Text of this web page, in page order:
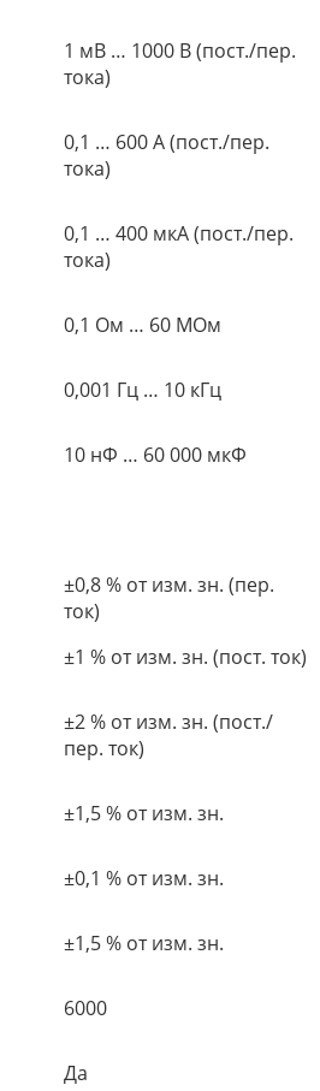
1 мВ … 1000 В (пост./пер.
тока)
0,1 … 600 A (пост./пер.
тока)
0,1 … 400 мкA (пост./пер.
тока)
0,1 Ом … 60 МОм
0,001 Гц … 10 кГц
10 нФ … 60 000 мкФ
±0,8 % от изм. зн. (пер.
ток)
±1 % от изм. зн. (пост. ток)
±2 % от изм. зн. (пост./
пер. ток)
±1,5 % от изм. зн.
±0,1 % от изм. зн.
±1,5 % от изм. зн.
6000
Да